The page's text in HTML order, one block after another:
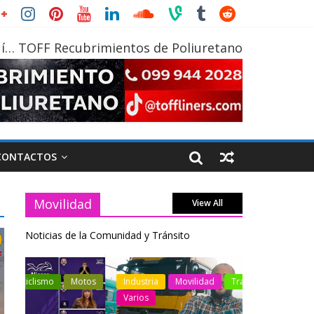
TOFF Recubrimientos de Poliuretano
Movilidad View All
Noticias de la Comunidad y Tránsito
Industria Movilidad
Transporte
Varios